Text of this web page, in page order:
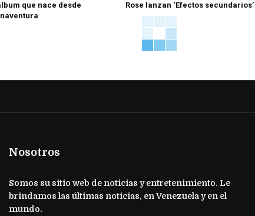
que nace desde
Rose lanzan ‘Efectos secundarios’
Nosotros
Somos su sitio web de noticias y entretenimiento. Le
brindamos las últimas noticias, en Venezuela y en el
mundo.